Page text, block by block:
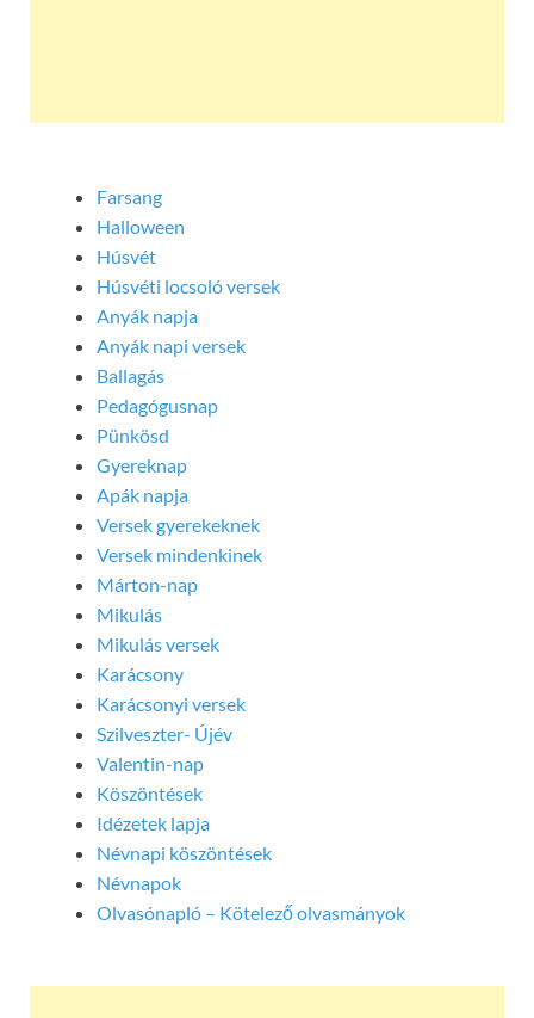
Farsang
Halloween
Húsvét
Húsvéti locsoló versek
Anyák napja
Anyák napi versek
Ballagás
Pedagógusnap
Pünkösd
Gyereknap
Apák napja
Versek gyerekeknek
Versek mindenkinek
Márton-nap
Mikulás
Mikulás versek
Karácsony
Karácsonyi versek
Szilveszter- Újév
Valentin-nap
Köszöntések
Idézetek lapja
Névnapi köszöntések
Névnapok
Olvasónapló – Kötelező olvasmányok